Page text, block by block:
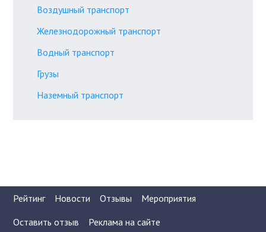
Воздушный транспорт
Железнодорожный транспорт
Водный транспорт
Грузы
Наземный транспорт
Рейтинг Новости Отзывы
Мероприятия
Оставить отзыв
Реклама на сайте